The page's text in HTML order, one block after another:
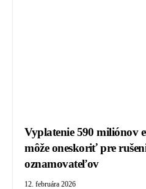
Vyplatenie 590 miliónov
môže oneskoriť pre
oznamovateľov
12. februára 2026